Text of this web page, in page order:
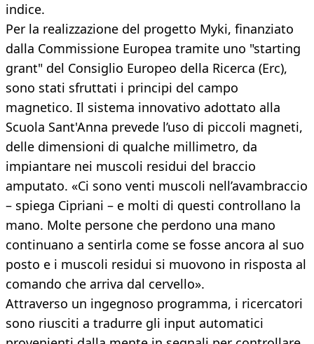
indice.
Per la realizzazione del progetto Myki, finanziato
dalla Commissione Europea tramite uno "starting
grant" del Consiglio Europeo della Ricerca (Erc),
sono stati sfruttati i principi del campo
magnetico. Il sistema innovativo adottato alla
Scuola Sant'Anna prevede l’uso di piccoli magneti,
delle dimensioni di qualche millimetro, da
impiantare nei muscoli residui del braccio
amputato. «Ci sono venti muscoli nell’avambraccio
– spiega Cipriani – e molti di questi controllano la
mano. Molte persone che perdono una mano
continuano a sentirla come se fosse ancora al suo
posto e i muscoli residui si muovono in risposta al
comando che arriva dal cervello».
Attraverso un ingegnoso programma, i ricercatori
sono riusciti a tradurre gli input automatici